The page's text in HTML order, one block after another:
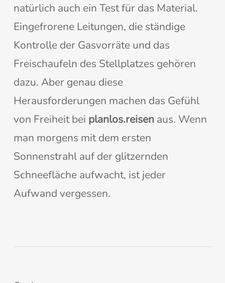
natürlich auch ein Test für das Material.
Eingefrorene Leitungen, die ständige
Kontrolle der Gasvorräte und das
Freischaufeln des Stellplatzes gehören
dazu. Aber genau diese
Herausforderungen machen das Gefühl
von Freiheit bei planlos.reisenaus. Wenn
man morgens mit dem ersten
Sonnenstrahl auf der glitzernden
Schneefläche aufwacht, ist jeder
Aufwand vergessen.